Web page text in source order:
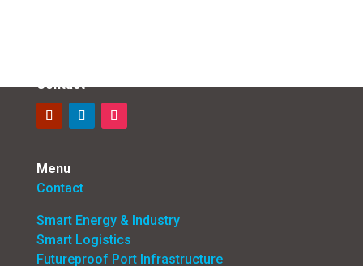
Contact
Menu
Contact
Smart Energy & Industry
Smart Logistics
Futureproof Port Infrastructure